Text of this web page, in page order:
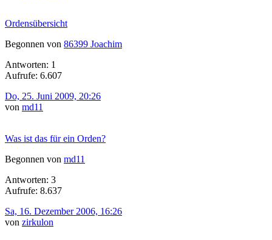
Ordensübersicht
Begonnen von 86399 Joachim
Antworten: 1
Aufrufe: 6.607
Do, 25. Juni 2009, 20:26
von md11
Was ist das für ein Orden?
Begonnen von md11
Antworten: 3
Aufrufe: 8.637
Sa, 16. Dezember 2006, 16:26
von zirkulon